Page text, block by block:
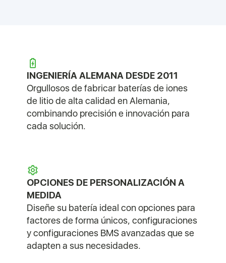
INGENIERÍA ALEMANA DESDE 2011
Orgullosos de fabricar baterías de iones
de litio de alta calidad en Alemania,
combinando precisión e innovación para
cada solución.
OPCIONES DE PERSONALIZACIÓN A
MEDIDA
Diseñe su batería ideal con opciones para
factores de forma únicos, configuraciones
y configuraciones BMS avanzadas que se
adapten a sus necesidades.